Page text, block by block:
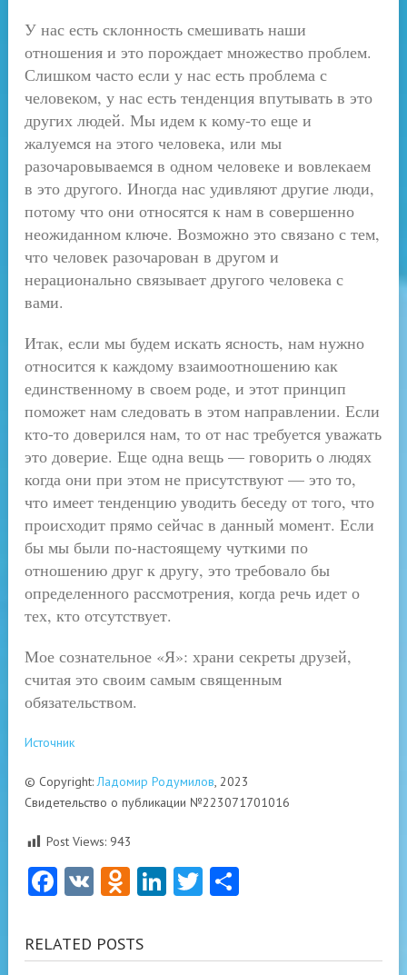
У нас есть склонность смешивать наши
отношения и это порождает множество проблем.
Слишком часто если у нас есть проблема с
человеком, у нас есть тенденция впутывать в это
других людей. Мы идем к кому-то еще и
жалуемся на этого человека, или мы
разочаровываемся в одном человеке и вовлекаем
в это другого. Иногда нас удивляют другие люди,
потому что они относятся к нам в совершенно
неожиданном ключе. Возможно это связано с тем,
что человек разочарован в другом и
нерационально связывает другого человека с
вами.
Итак, если мы будем искать ясность, нам нужно
относится к каждому взаимоотношению как
единственному в своем роде, и этот принцип
поможет нам следовать в этом направлении. Если
кто-то доверился нам, то от нас требуется уважать
это доверие. Еще одна вещь — говорить о людях
когда они при этом не присутствуют — это то,
что имеет тенденцию уводить беседу от того, что
происходит прямо сейчас в данный момент. Если
бы мы были по-настоящему чуткими по
отношению друг к другу, это требовало бы
определенного рассмотрения, когда речь идет о
тех, кто отсутствует.
Мое сознательное «Я»: храни секреты друзей,
считая это своим самым священным
обязательством.
Источник
© Copyright:Ладомир Родумилов, 2023
Свидетельство о публикации №223071701016
Post Views: 943
Facebook
VK Odnoklassniki
LinkedIn
Twitter
RELATED POSTS